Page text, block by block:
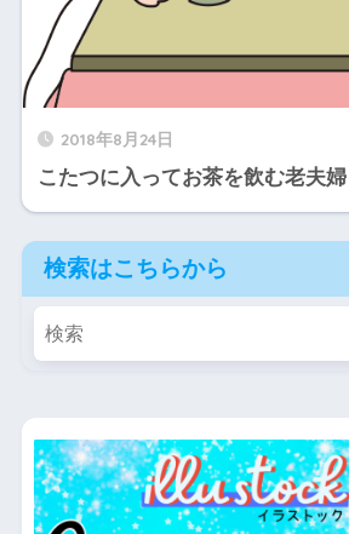
2018年8月24日
こたつに入ってお茶を飲む老夫婦
検索はこちらから